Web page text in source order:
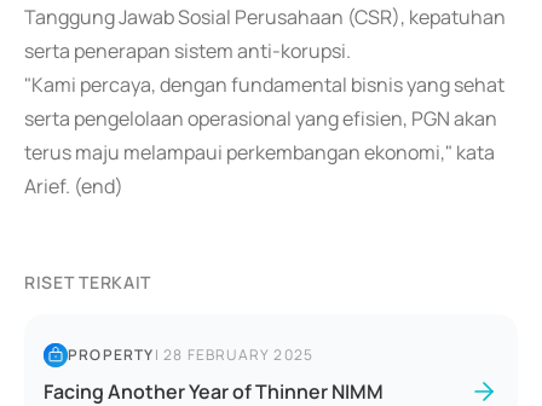
Tanggung Jawab Sosial Perusahaan (CSR), kepatuhan
serta penerapan sistem anti-korupsi.
"Kami percaya, dengan fundamental bisnis yang sehat
serta pengelolaan operasional yang efisien, PGN akan
terus maju melampaui perkembangan ekonomi," kata
Arief. (end)
RISET TERKAIT
PROPERTY|28 FEBRUARY 2025
Facing Another Year of Thinner NIMM